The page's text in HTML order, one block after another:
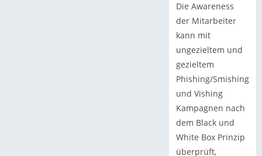
Die Awareness
der Mitarbeiter
kann mit
ungezieltem und
gezieltem
Phishing/Smishing
und Vishing
Kampagnen nach
dem Black und
White Box Prinzip
überprüft,